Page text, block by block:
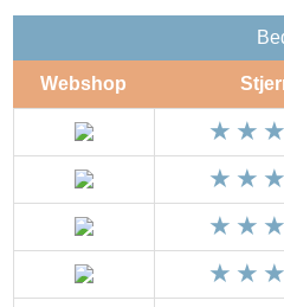
Webshop